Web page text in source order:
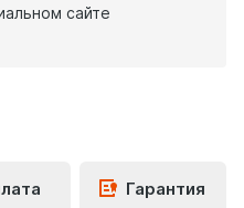
сайте
Гарантия